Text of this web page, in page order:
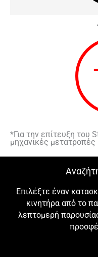
*Για την επίτευξη του
μηχανικές μετατροπές
Επιλέξτε έναν
κινητήρα από το
λεπτομερή